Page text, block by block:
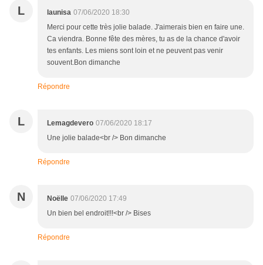
L launisa 07/06/2020 18:30
Merci pour cette très jolie balade. J'aimerais bien en faire une.
Ca viendra. Bonne fête des mères, tu as de la chance d'avoir
tes enfants. Les miens sont loin et ne peuvent pas venir
souvent.Bon dimanche
Répondre
L Lemagdevero 07/06/2020 18:17
Une jolie balade<br /> Bon dimanche
Répondre
N Noëlle 07/06/2020 17:49
Un bien bel endroit!!!<br /> Bises
Répondre